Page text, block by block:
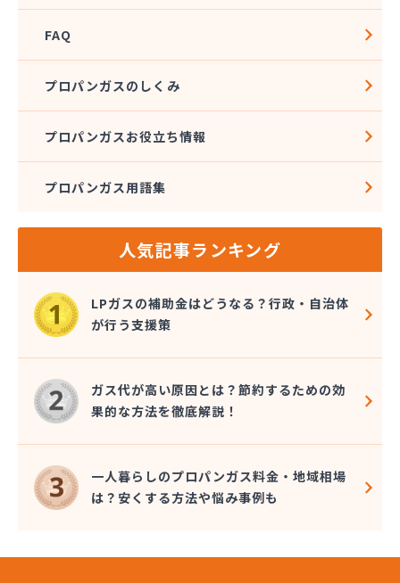
FAQ
プロパンガスのしくみ
プロパンガスお役立ち情報
プロパンガス用語集
人気記事ランキング
LPガスの補助金はどうなる？行政・自治体
が行う支援策
ガス代が高い原因とは？節約するための効
果的な方法を徹底解説！
一人暮らしのプロパンガス料金・地域相場
は？安くする方法や悩み事例も